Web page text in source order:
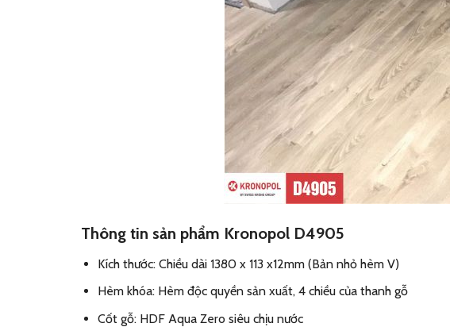
Thông tin sản phẩm Kronopol D4905
Kích thước: Chiều dài 1380 x 113 x12mm (Bản nhỏ hèm V)
Hèm khóa: Hèm độc quyền sản xuất, 4 chiều của thanh gỗ
Cốt gỗ: HDF Aqua Zero siêu chịu nước